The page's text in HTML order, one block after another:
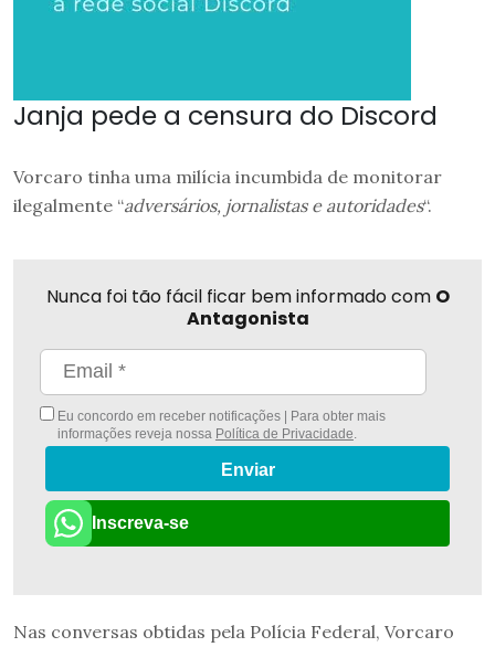
Janja pede a censura do Discord
Vorcaro tinha uma milícia incumbida de monitorar
ilegalmente “adversários, jornalistas e autoridades“.
Nunca foi tão fácil ficar bem informado com O
Antagonista
Eu concordo em receber notificações | Para obter mais
informações reveja nossa Política de Privacidade
Enviar
Inscreva-se
Nas conversas obtidas pela Polícia Federal, Vorcaro